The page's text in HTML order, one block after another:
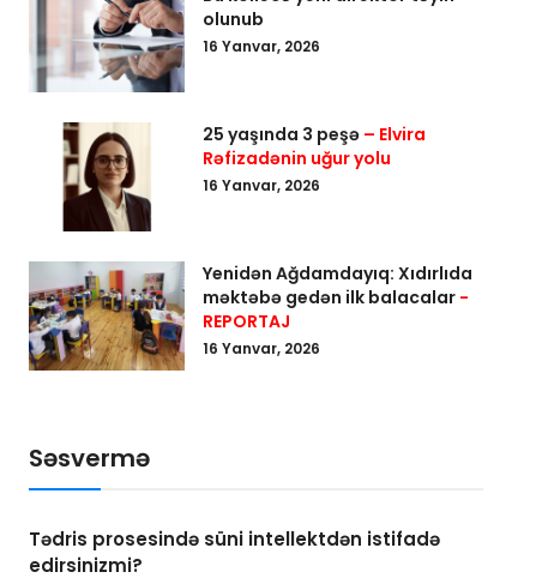
olunub
16 Yanvar, 2026
25 yaşında 3 peşə – Elvira
Rəfizadənin uğur yolu
16 Yanvar, 2026
Yenidən Ağdamdayıq: Xıdırlıda
məktəbə gedən ilk balacalar -
REPORTAJ
16 Yanvar, 2026
Səsvermə
Tədris prosesində süni intellektdən istifadə
edirsinizmi?